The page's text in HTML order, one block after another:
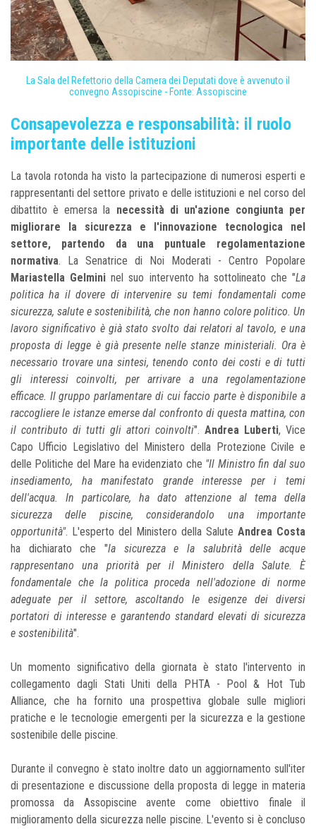
La Sala del Refettorio della Camera dei Deputati dove è avvenuto il
convegno Assopiscine - Fonte: Assopiscine
Consapevolezza e responsabilità: il ruolo
importante delle istituzioni
La tavola rotonda ha visto la partecipazione di numerosi esperti e
rappresentanti del settore privato e delle istituzioni e nel corso del
dibattito è emersa la necessità di un'azione congiunta per
migliorare la sicurezza e l'innovazione tecnologica nel
settore, partendo da una puntuale regolamentazione
normativa. La Senatrice di Noi Moderati - Centro Popolare
Mariastella Gelmini nel suo intervento ha sottolineato che "La
politica ha il dovere di intervenire su temi fondamentali come
sicurezza, salute e sostenibilità, che non hanno colore politico. Un
lavoro significativo è già stato svolto dai relatori al tavolo, e una
proposta di legge è già presente nelle stanze ministeriali. Ora è
necessario trovare una sintesi, tenendo conto dei costi e di tutti
gli interessi coinvolti, per arrivare a una regolamentazione
efficace. Il gruppo parlamentare di cui faccio parte è disponibile a
raccogliere le istanze emerse dal confronto di questa mattina, con
il contributo di tutti gli attori coinvolti". Andrea Luberti, Vice
Capo Ufficio Legislativo del Ministero della Protezione Civile e
delle Politiche del Mare ha evidenziato che "Il Ministro fin dal suo
insediamento, ha manifestato grande interesse per i temi
dell'acqua. In particolare, ha dato attenzione al tema della
sicurezza delle piscine, considerandolo una importante
opportunità". L'esperto del Ministero della Salute Andrea Costa
ha dichiarato che "la sicurezza e la salubrità delle acque
rappresentano una priorità per il Ministero della Salute. È
fondamentale che la politica proceda nell'adozione di norme
adeguate per il settore, ascoltando le esigenze dei diversi
portatori di interesse e garantendo standard elevati di sicurezza
e sostenibilità".
Un momento significativo della giornata è stato l'intervento in
collegamento dagli Stati Uniti della PHTA - Pool & Hot Tub
Alliance, che ha fornito una prospettiva globale sulle migliori
pratiche e le tecnologie emergenti per la sicurezza e la gestione
sostenibile delle piscine.
Durante il convegno è stato inoltre dato un aggiornamento sull'iter
di presentazione e discussione della proposta di legge in materia
promossa da Assopiscine avente come obiettivo finale il
miglioramento della sicurezza nelle piscine. L'evento si è concluso